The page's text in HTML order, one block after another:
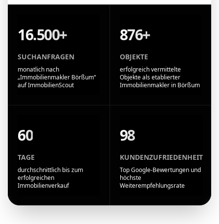
16.500+
SUCHANFRAGEN
monatlich nach
„Immobilienmakler Börßum“
auf ImmobilienScout
876+
OBJEKTE
erfolgreich vermittelte
Objekte als etablierter
Immobilienmakler in Börßum
60
TAGE
durchschnittlich bis zum
erfolgreichen
Immobilienverkauf
98
KUNDENZUFRIEDENHEIT
Top Google-Bewertungen und
höchste
Weiterempfehlungsrate